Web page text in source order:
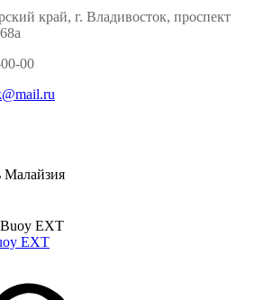
край, г. Владивосток, проспект
00
Малайзия
EXT